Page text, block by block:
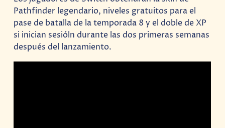
Pathfinder legendario, niveles gratuitos para el
pase de batalla de la temporada 8 y el doble de XP
si inician sesióln durante las dos primeras semanas
después del lanzamiento.